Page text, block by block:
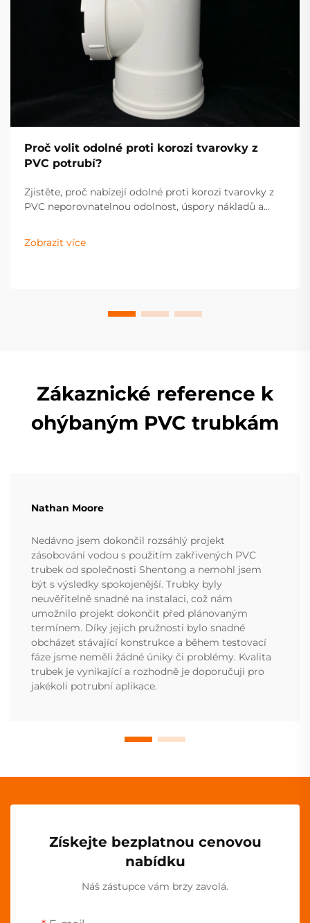
Proč volit odolné proti korozi tvarovky z
PVC potrubí?
Zjistěte, proč nabízejí odolné proti korozi tvarovky z
PVC neporovnatelnou odolnost, úspory nákladů a
Dozvědějte se více už teď.
Zobrazit více
Zákaznické reference k
ohýbaným PVC trubkám
Nathan Moore
Nedávno jsem dokončil rozsáhlý projekt
zásobování vodou s použitím zakřivených PVC
trubek od společnosti Shentong a nemohl jsem
být s výsledky spokojenější. Trubky byly
neuvěřitelně snadné na instalaci, což nám
umožnilo projekt dokončit před plánovaným
termínem. Díky jejich pružnosti bylo snadné
obcházet stávající konstrukce a během testovací
fáze jsme neměli žádné úniky či problémy. Kvalita
trubek je vynikající a rozhodně je doporučuji pro
jakékoli potrubní aplikace.
Získejte bezplatnou cenovou
nabídku
Náš zástupce vám brzy zavolá.